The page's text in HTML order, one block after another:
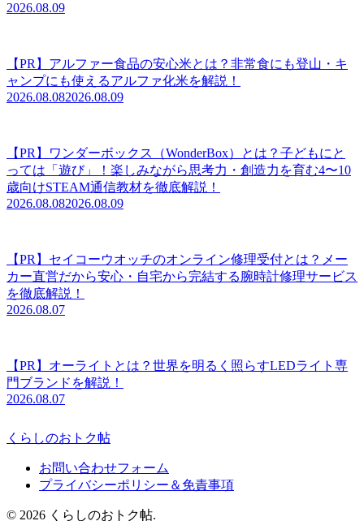
2026.08.09
【PR】アルファー食品の安心米とは？非常食にも登山・キ
ャンプにも使えるアルファ化米を解説！
2026.08.082026.08.09
【PR】ワンダーボックス（WonderBox）とは？子どもにと
っては「遊び」！楽しみながら思考力・創造力を育む4〜10
歳向けSTEAM通信教材を徹底解説！
2026.08.082026.08.09
【PR】セイコーウオッチのオンライン修理受付とは？メー
カー直営だから安心・自宅から完結する腕時計修理サービス
を徹底解説！
2026.08.07
【PR】オーライトとは？世界を明るく照らすLEDライト専
門ブランドを解説！
2026.08.07
くらしのおトク帖
お問い合わせフォーム
プライバシーポリシー＆免責事項
© 2026 くらしのおトク帖.